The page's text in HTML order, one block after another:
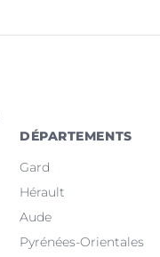
DÉPARTEMENTS
Gard
Hérault
Aude
Pyrénées-Orientales